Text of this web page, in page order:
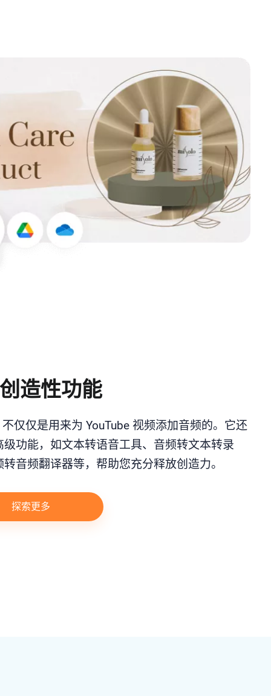
造性功能
仅仅是用来为 YouTube 视频添加音频的。它还
级功能，如文本转语音工具、音频转文本转录
音频翻译器等，帮助您充分释放创造力。
探索更多